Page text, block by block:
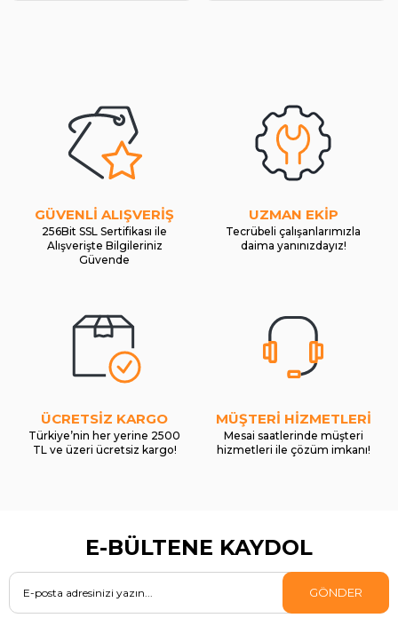
GÜVENLİ ALIŞVERİŞ
256Bit SSL Sertifikası ile
Alışverişte Bilgileriniz
Güvende
UZMAN EKİP
Tecrübeli çalışanlarımızla
daima yanınızdayız!
ÜCRETSİZ KARGO
Türkiye’nin her yerine 2500
TL ve üzeri ücretsiz kargo!
MÜŞTERİ HİZMETLERİ
Mesai saatlerinde müşteri
hizmetleri ile çözüm imkanı!
E-BÜLTENE KAYDOL
GÖNDER